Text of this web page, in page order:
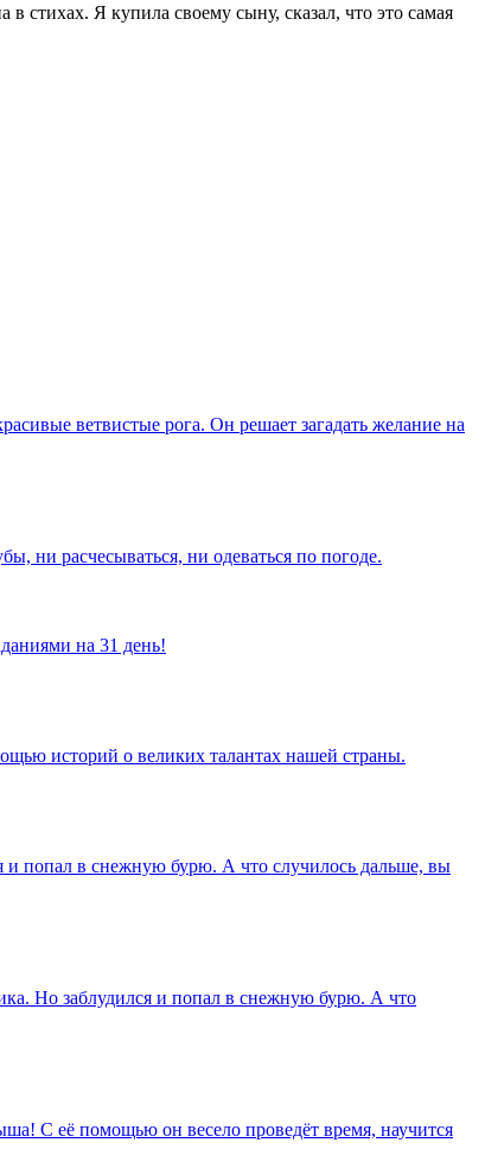
стихах. Я купила своему сыну, сказал, что это самая
ветвистые рога. Он решает загадать желание на
ни расчесываться, ни одеваться по погоде.
на 31 день!
историй о великих талантах нашей страны.
и попал в снежную бурю. А что случилось дальше, вы
Но заблудился и попал в снежную бурю. А что
С её помощью он весело проведёт время, научится